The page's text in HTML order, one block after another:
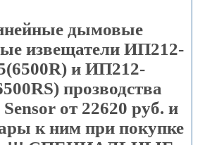
дымовые
извещатели ИП212-
и ИП212-
прозводства
Sensor от 22620 руб. и
к ним при покупке